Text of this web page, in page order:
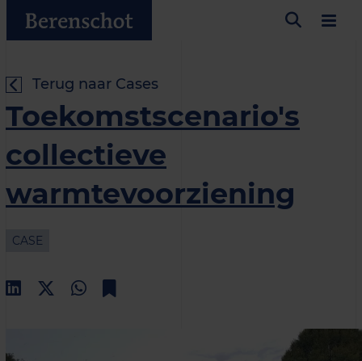
Terug naar Cases
Toekomstscenario's
collectieve
warmtevoorziening
CASE